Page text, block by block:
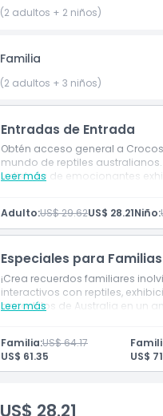
(2 adultos + 2 niños)
Familia
(2 adultos + 3 niños)
Entradas de Entrada
Obtén acceso general a
mundo de reptiles
y disfruta de emocionantes
Leer más
Adulto:US$ 29.62US$ 28.21Niño:
Especiales para Familias
¡Crea recuerdos familiares
interactivos con reptiles,
cocodrilos de Australia en un
Leer más
Familia:US$ 64.17
US$ 61.35
US$
US$ 28.21